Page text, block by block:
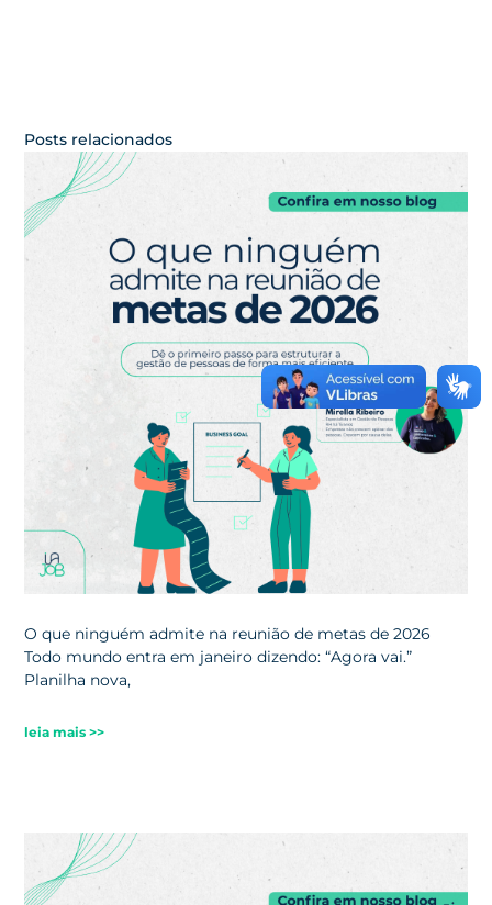
Posts relacionados
O que ninguém admite na reunião de metas de 2026
Todo mundo entra em janeiro dizendo: “Agora vai.”
Planilha nova,
leia mais >>